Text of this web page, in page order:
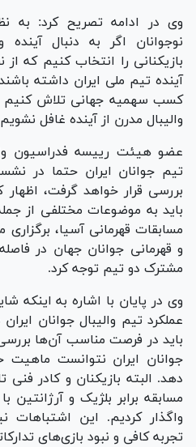
وی در ادامه تصریح کرد: به
نوجوانان اگر به دنبال آینده
بازیکنانی را انتخاب کنیم که
آینده تیم ملی ایران داشته
کسب سهمیه جهانی تلاش کنیم
والیبال مدرن از آینده غافل
عضو هیئت رییسه فدراسیون
تیم جوانان ایران حتما در
بررسی قرار خواهد گرفت،
باید به موضوعات مختلفی از
مسابقات قهرمانی آسیا،
و قهرمانی جوانان جهان در
مشترک دو تیم توجه کرد.
وی در پایان با اشاره به اینکه
عملکرد تیم والیبال جوانان
باید در فرصت مناسب آن‌ها
جوانان ایران نتوانست ماهیت
دهد. البته بازیکنان و کادر فنی
مسابقه برابر بلژیک و
واگذار کردیم. این اشتبا‌هات
تجربه کافی و نبود بازی‌های